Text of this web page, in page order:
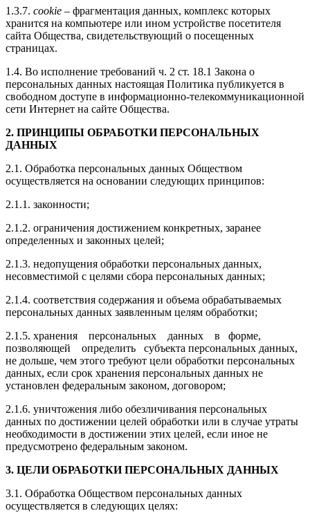
1.3.7. cookie – фрагментация данных, комплекс которых
хранится на компьютере или ином устройстве посетителя
сайта Общества, свидетельствующий о посещенных
страницах.
1.4. Во исполнение требований ч. 2 ст. 18.1 Закона о
персональных данных настоящая Политика публикуется в
свободном доступе в информационно-телекоммуникационной
сети Интернет на сайте Общества.
2. ПРИНЦИПЫ ОБРАБОТКИ ПЕРСОНАЛЬНЫХ
ДАННЫХ
2.1. Обработка персональных данных Обществом
осуществляется на основании следующих принципов:
2.1.1. законности;
2.1.2. ограничения достижением конкретных, заранее
определенных и законных целей;
2.1.3. недопущения обработки персональных данных,
несовместимой с целями сбора персональных данных;
2.1.4. соответствия содержания и объема обрабатываемых
персональных данных заявленным целям обработки;
2.1.5. хранения персональных данных в форме,
позволяющей определить субъекта персональных данных,
не дольше, чем этого требуют цели обработки персональных
данных, если срок хранения персональных данных не
установлен федеральным законом, договором;
2.1.6. уничтожения либо обезличивания персональных
данных по достижении целей обработки или в случае утраты
необходимости в достижении этих целей, если иное не
предусмотрено федеральным законом.
3. ЦЕЛИ ОБРАБОТКИ ПЕРСОНАЛЬНЫХ ДАННЫХ
3.1. Обработка Обществом персональных данных
осуществляется в следующих целях: